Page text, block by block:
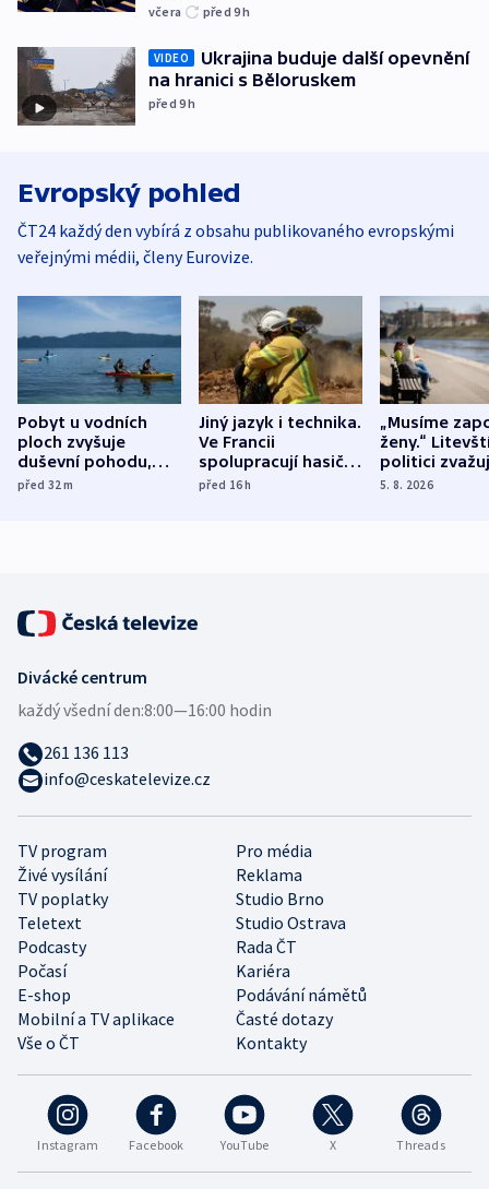
včera před 9h
VIDEO
Ukrajina buduje další opevnění
na hranici s Běloruskem
před 9h
Evropský pohled
ČT24 každý den vybírá z obsahu publikovaného evropskými
veřejnými médii, členy Eurovize.
Pobyt u vodních
ploch zvyšuje
duševní pohodu,
ukázala
před 32m
Jiný jazyk i technika.
Ve Francii
spolupracují hasiči z
různých zemí
před 16h
„Musíme
ženy.“
politici
dohodu o
5. 8. 2026
Instagram Facebook YouTube X Threads
TV program
Pro média
Živé vysílání
Reklama
TV poplatky
Studio Brno
Teletext
Studio Ostrava
Podcasty
Rada ČT
Počasí
Kariéra
E-shop
Podávání námětů
Mobilní a TV aplikace
Časté dotazy
Vše o ČT
Kontakty
Divácké centrum
každý všední den:8:00—16:00 hodin
261 136 113
info@ceskatelevize.cz